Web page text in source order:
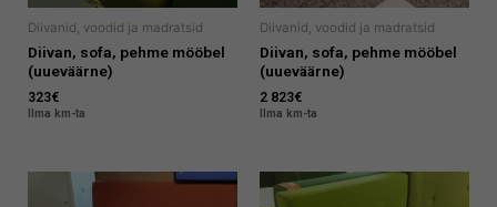
Diivanid, voodid ja madratsid
Diivan, sofa, pehme mööbel
(uueväärne)
323€
Ilma km-ta
Diivanid, voodid ja madratsid
Diivan, sofa, pehme mööbel
(uueväärne)
2 823€
Ilma km-ta